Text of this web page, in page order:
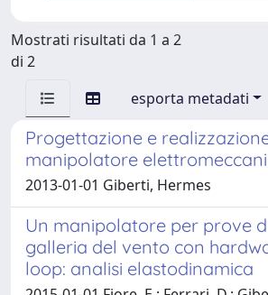
Mostrati risultati da 1 a 2
di 2
esporta metadati
Progettazione e
manipolatore
2013-01-01 Giberti, Hermes
Un manipolatore per prove
galleria del vento con
loop: analisi elastodinamica